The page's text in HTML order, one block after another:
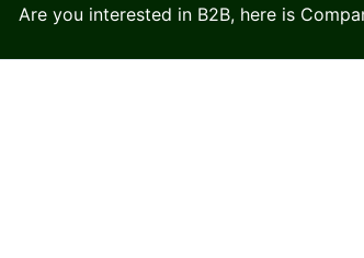
Are you interested in B2B, here is